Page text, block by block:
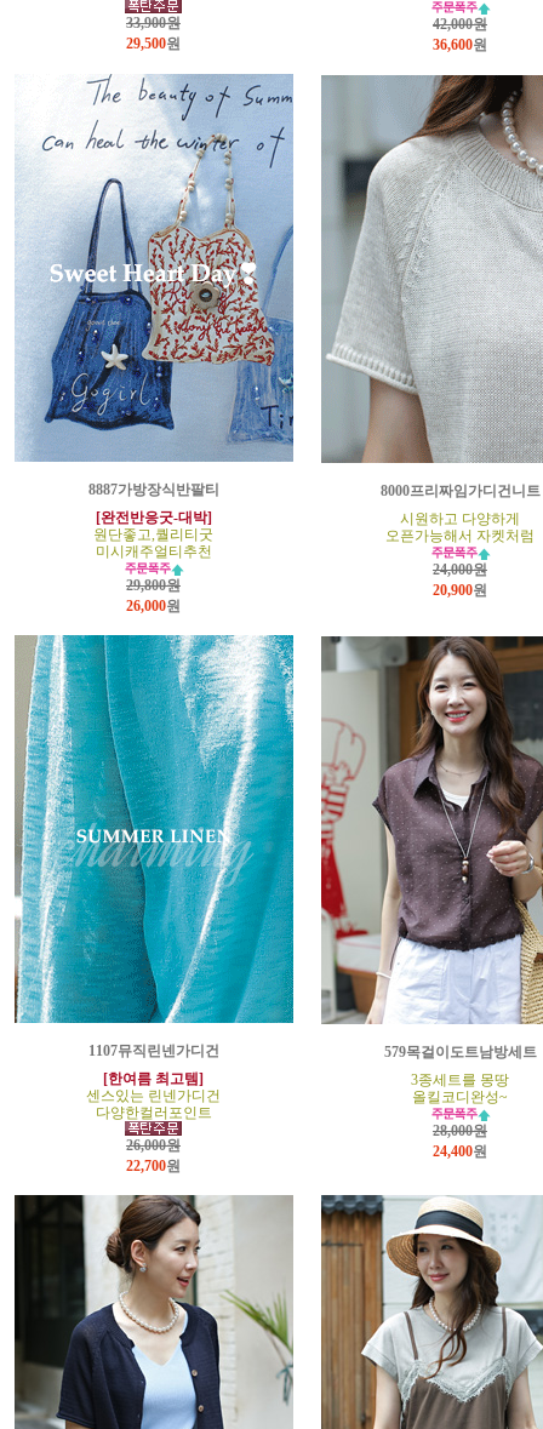
33,900원
29,500원
42,000원
36,600원
8887가방장식반팔티
[완전반응굿-대박]
원단좋고,퀄리티굿
미시캐주얼티추천
29,800원
26,000원
8000프리짜임가디건니트
시원하고 다양하게
오픈가능해서 자켓처럼
24,000원
20,900원
1107뮤직린넨가디건
[한여름 최고템]
센스있는 린넨가디건
다양한컬러포인트
26,000원
22,700원
579목걸이도트남방세트
3종세트를 몽땅
올킬코디완성~
28,000원
24,400원